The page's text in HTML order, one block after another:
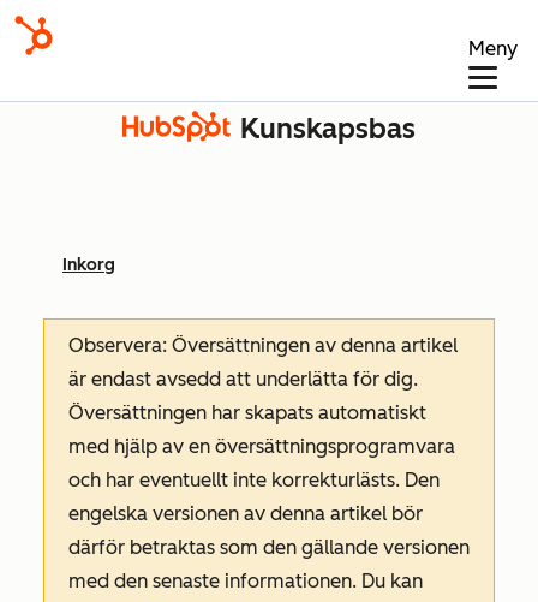
Meny
Kunskapsbas
Inkorg
Observera: Översättningen av denna artikel
är endast avsedd att underlätta för dig.
Översättningen har skapats automatiskt
med hjälp av en översättningsprogramvara
och har eventuellt inte korrekturlästs. Den
engelska versionen av denna artikel bör
därför betraktas som den gällande versionen
med den senaste informationen. Du kan